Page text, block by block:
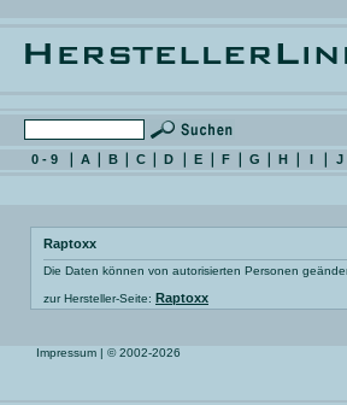
0 - 9 A B C D E F G H I J
Raptoxx
Die Daten können von autorisierten Personen
zur Hersteller-Seite: Raptoxx
Impressum | © 2002-2026